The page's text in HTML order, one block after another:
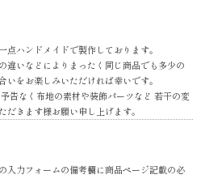
ハンドメイドで製作しております。
違いなどによりまったく同じ商品でも多少の
をお楽しみいただければ幸いです。
告なく布地の素材や装飾パーツなど 若干の変
きます様お願い申し上げます。
入力フォームの備考欄に商品ページ記載の必